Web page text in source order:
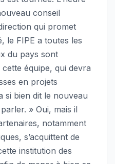
conseil
qui promet
le FIPE a toutes les
du pays sont
équipe, qui devra
en projets
si bien dit le nouveau
» Oui, mais il
notamment
s’acquittent de
institution des